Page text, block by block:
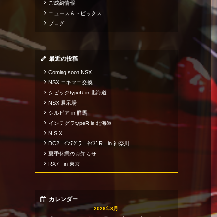
ご成約情報
ニュース＆トピックス
ブログ
最近の投稿
Coming soon NSX
NSX エキマニ交換
シビックtypeR in 北海道
NSX 展示場
シルビア in 群馬
インテグラtypeR in 北海道
N S X
DC2 ｲﾝﾃｸﾞﾗ ﾀｲﾌﾟR in 神奈川
夏季休業のお知らせ
RX7 in 東京
カレンダー
2026年8月